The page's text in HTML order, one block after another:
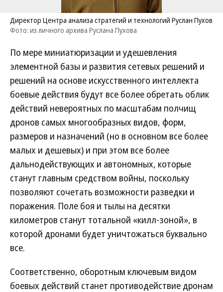
Директор Центра анализа стратегий и технологий Руслан Пухов
Фото: из личного архива Руслана Пухова
По мере миниатюризации и удешевления
элементной базы и развития сетевых решений и
решений на основе искусственного интеллекта
боевые действия будут все более обретать облик
действий невероятных по масштабам полчищ
дронов самых многообразных видов, форм,
размеров и назначений (но в основном все более
малых и дешевых) и при этом все более
дальнодействующих и автономных, которые
станут главным средством войны, поскольку
позволяют сочетать возможности разведки и
поражения. Поле боя и тылы на десятки
километров станут тотальной «килл-зоной», в
которой дронами будет уничтожаться буквально
все.
Соответственно, оборотным ключевым видом
боевых действий станет противодействие дронам